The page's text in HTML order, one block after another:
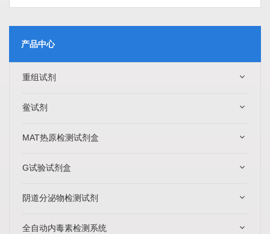
产品中心
重组试剂
鲎试剂
MAT热原检测试剂盒
G试验试剂盒
阴道分泌物检测试剂
全自动内毒素检测系统